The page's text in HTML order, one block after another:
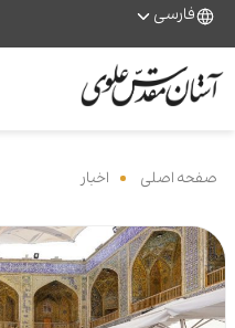
فارسی
صفحه اصلی اخبار